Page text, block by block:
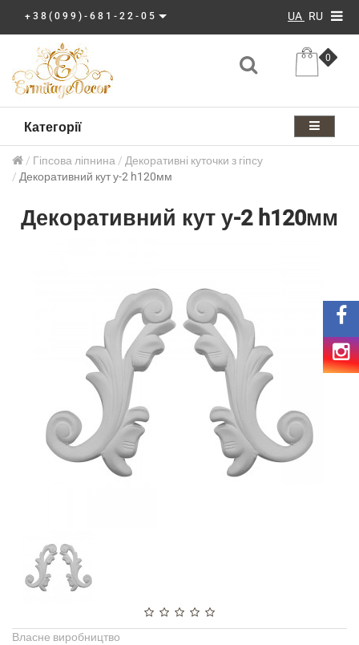
+38(099)-681-22-05 UA RU
0
Категорії
Гіпсова ліпнина
Декоративні куточки з гіпсу
Декоративний кут у-2 h120мм
Декоративний кут у-2 h120мм
Власне виробництво